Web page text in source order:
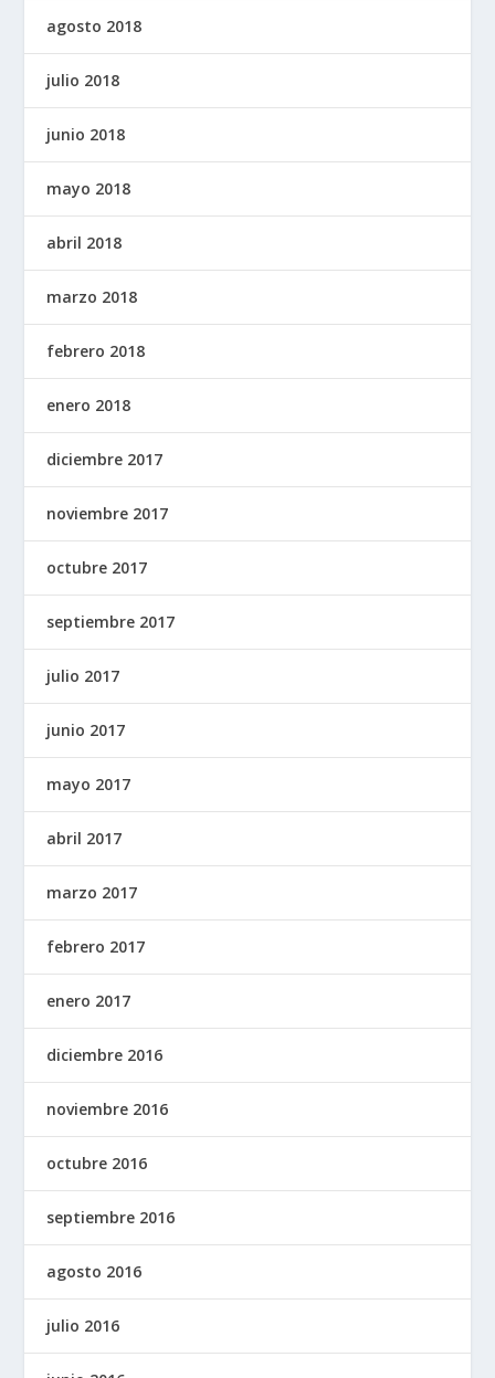
agosto 2018
julio 2018
junio 2018
mayo 2018
abril 2018
marzo 2018
febrero 2018
enero 2018
diciembre 2017
noviembre 2017
octubre 2017
septiembre 2017
julio 2017
junio 2017
mayo 2017
abril 2017
marzo 2017
febrero 2017
enero 2017
diciembre 2016
noviembre 2016
octubre 2016
septiembre 2016
agosto 2016
julio 2016